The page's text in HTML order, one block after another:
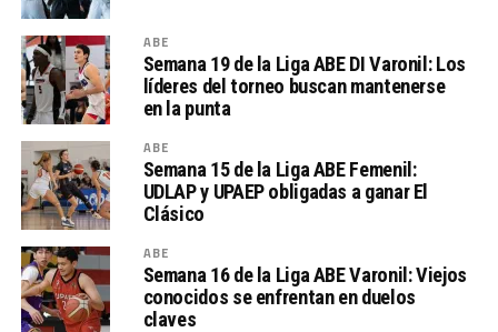
ABE
Semana 19 de la Liga ABE DI Varonil: Los
líderes del torneo buscan mantenerse
en la punta
ABE
Semana 15 de la Liga ABE Femenil:
UDLAP y UPAEP obligadas a ganar El
Clásico
ABE
Semana 16 de la Liga ABE Varonil: Viejos
conocidos se enfrentan en duelos
claves